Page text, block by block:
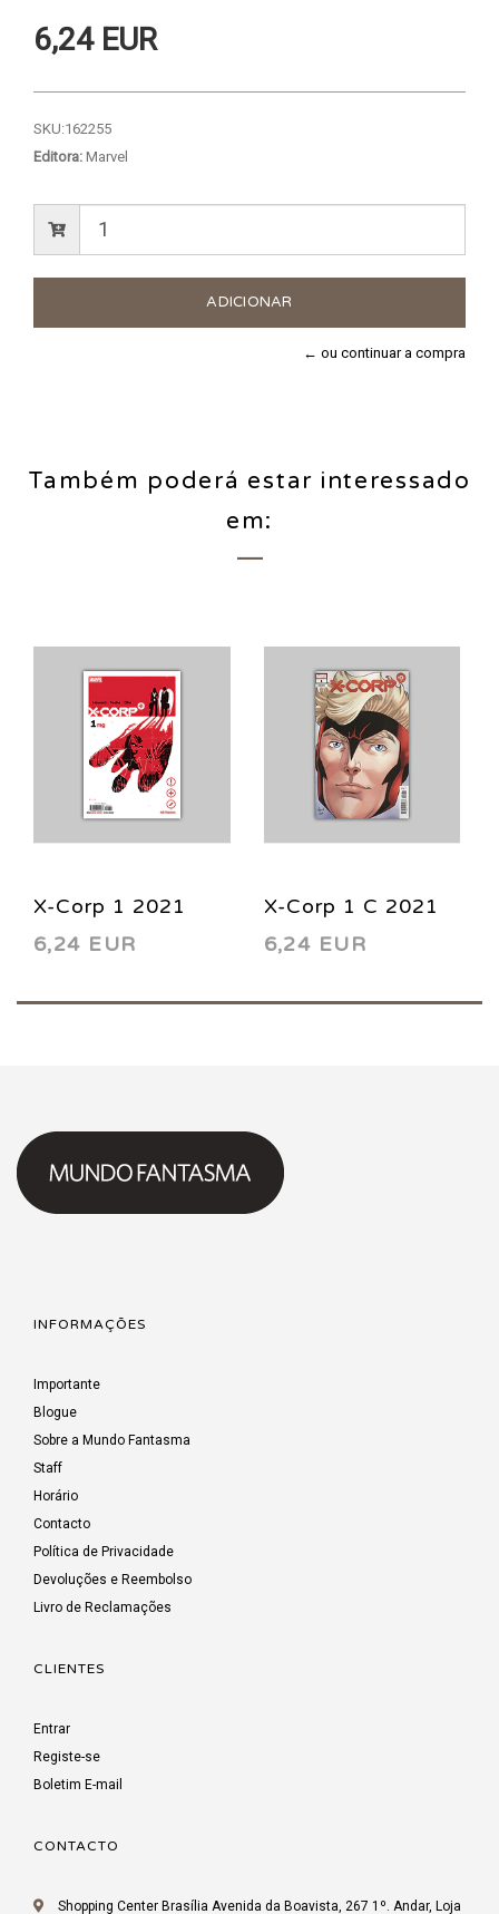
6,24 EUR
SKU:162255
Editora: Marvel
← ou continuar a compra
Também poderá estar interessado
em:
X-Corp 1 2021
6,24 EUR
X-Corp 1 C 2021
6,24 EUR
INFORMAÇÕES
Importante
Blogue
Sobre a Mundo Fantasma
Staff
Horário
Contacto
Política de Privacidade
Devoluções e Reembolso
Livro de Reclamações
CLIENTES
Entrar
Registe-se
Boletim E-mail
CONTACTO
Shopping Center Brasília Avenida da Boavista, 267 1º. Andar, Loja